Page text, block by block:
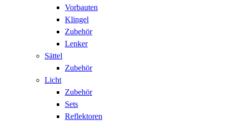
Vorbauten
Klingel
Zubehör
Lenker
Sättel
Zubehör
Licht
Zubehör
Sets
Reflektoren